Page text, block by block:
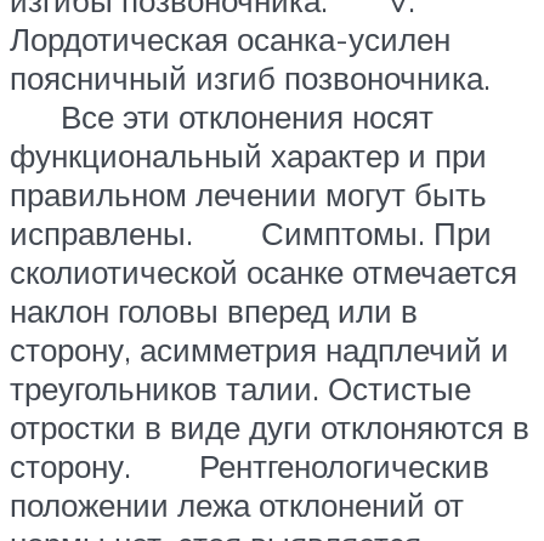
Лордотическая осанка-усилен
поясничный изгиб позвоночника.
Все эти отклонения носят
функциональный характер и при
правильном лечении могут быть
исправлены. Симптомы. При
сколиотической осанке отмечается
наклон головы вперед или в
сторону, асимметрия надплечий и
треугольников талии. Остистые
отростки в виде дуги отклоняются в
сторону. Рентгенологическив
положении лежа отклонений от